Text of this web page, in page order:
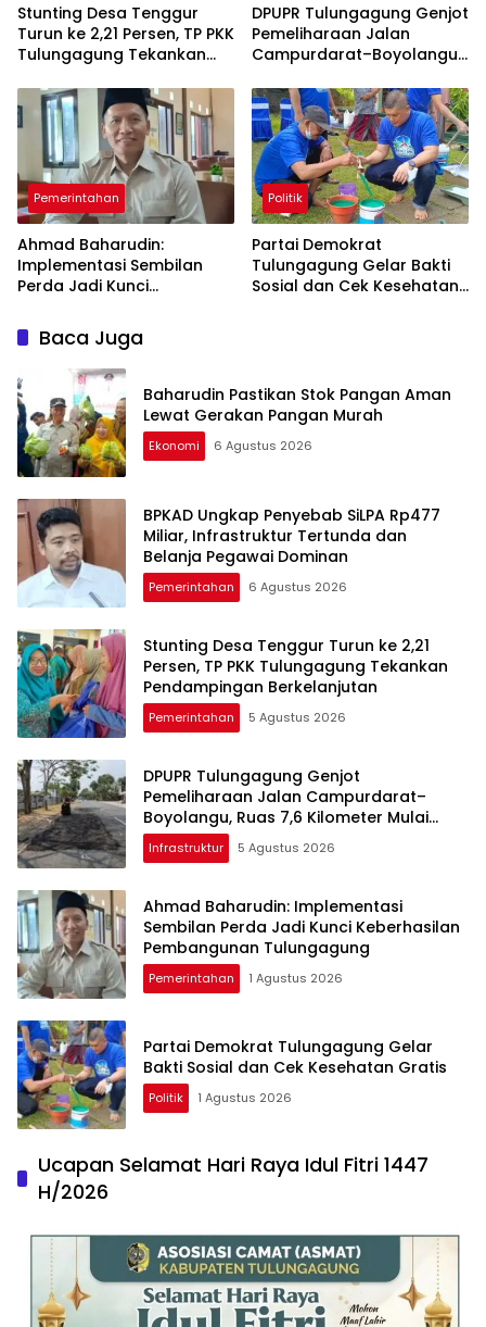
Stunting Desa Tenggur
Turun ke 2,21 Persen, TP PKK
Tulungagung Tekankan
Berkelanjutan
DPUPR Tulungagung Genjot
Pemeliharaan Jalan
Campurdarat–Boyolangu,
Diperbaiki
Pemerintahan
Ahmad Baharudin:
Implementasi Sembilan
Perda Jadi Kunci
Pembangunan
Tulungagung
Politik
Partai Demokrat
Tulungagung Gelar Bakti
Sosial dan Cek Kesehatan
Baca Juga
Baharudin Pastikan Stok Pangan Aman
Lewat Gerakan Pangan Murah
Ekonomi 6 Agustus 2026
BPKAD Ungkap Penyebab SiLPA Rp477
Miliar, Infrastruktur Tertunda dan
Belanja Pegawai Dominan
Pemerintahan 6 Agustus 2026
Stunting Desa Tenggur Turun ke 2,21
Persen, TP PKK Tulungagung Tekankan
Pendampingan Berkelanjutan
Pemerintahan 5 Agustus 2026
DPUPR Tulungagung Genjot
Pemeliharaan Jalan Campurdarat–
Boyolangu, Ruas 7,6 Kilometer Mulai
Diperbaiki
Infrastruktur 5 Agustus 2026
Ahmad Baharudin: Implementasi
Sembilan Perda Jadi Kunci Keberhasilan
Pembangunan Tulungagung
Pemerintahan 1 Agustus 2026
Partai Demokrat Tulungagung Gelar
Bakti Sosial dan Cek Kesehatan Gratis
Politik 1 Agustus 2026
Ucapan Selamat Hari Raya Idul Fitri 1447
H/2026